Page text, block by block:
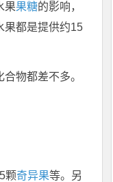
果果糖的影响，
果都是提供约15
物都差不多。
颗奇异果等。另